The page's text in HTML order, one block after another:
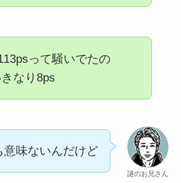
って騒いでたの
なり8ps
謎のお兄さん
意味ないんだけど